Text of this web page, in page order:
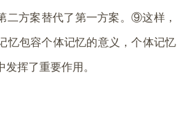
二方案替代了第一方案。⑨这样，
忆包容个体记忆的意义，个体记忆
发挥了重要作用。